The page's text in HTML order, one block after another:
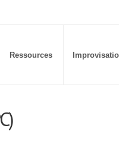
Ressources